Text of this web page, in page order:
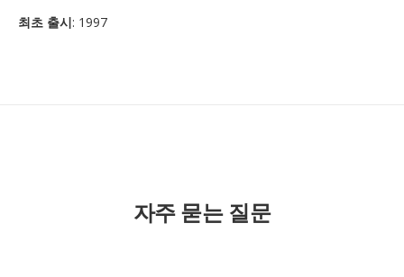
최초 출시: 1997
자주 묻는 질문